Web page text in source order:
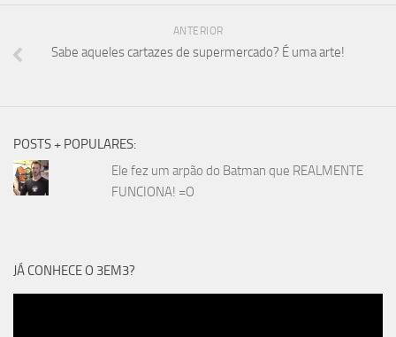
ANTERIOR
Sabe aqueles cartazes de supermercado? É uma arte!
POSTS + POPULARES:
Ele fez um arpão do Batman que REALMENTE
FUNCIONA! =O
JÁ CONHECE O 3EM3?